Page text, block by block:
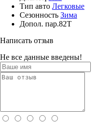
Тип авто Легковые
Сезонность Зима
Допол. пар.82T
Написать отзыв
Не все данные введены!